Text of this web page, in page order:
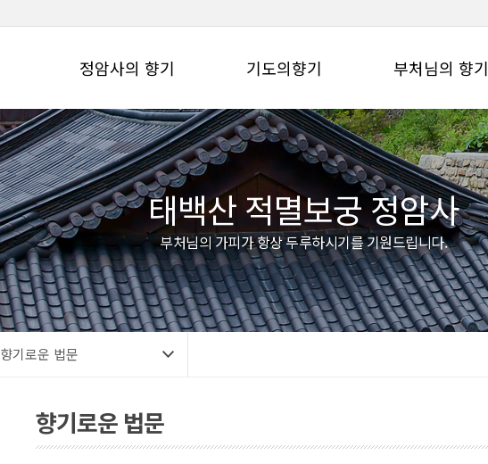
정암사의 향기 기도의향기 부처님의 향기
태백산 적멸보궁 정암사
부처님의 가피가 항상 두루하시기를 기원드립니다.
향기로운 법문
향기로운 법문